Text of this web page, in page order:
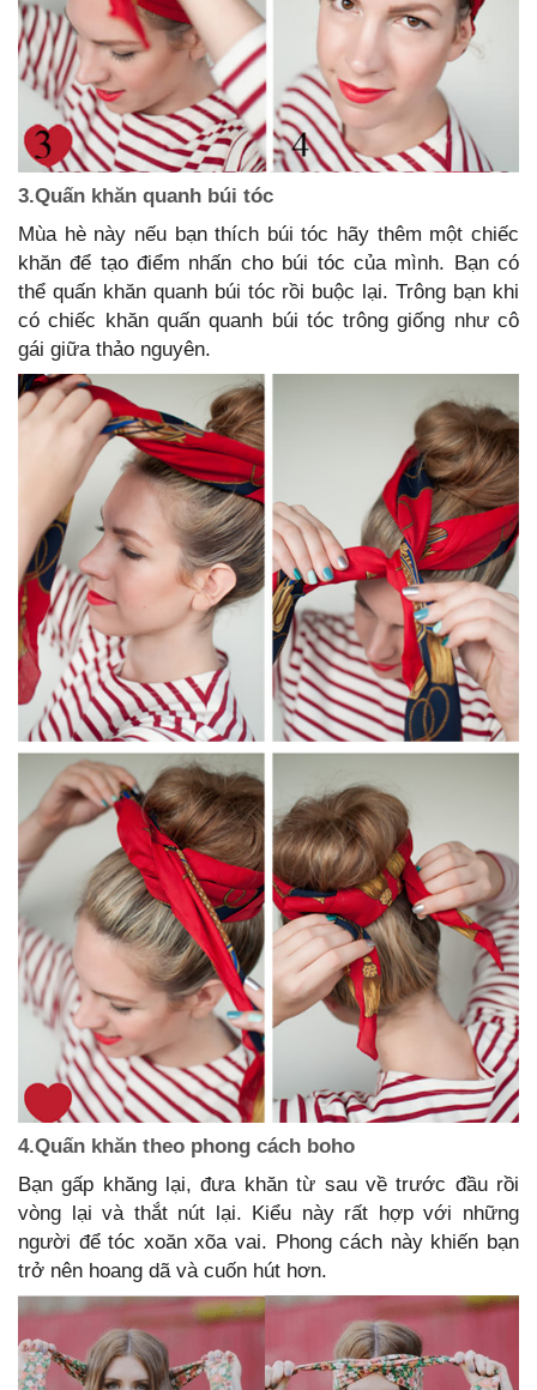
3.Quấn khăn quanh búi tóc
Mùa hè này nếu bạn thích búi tóc hãy thêm một chiếc
khăn để tạo điểm nhấn cho búi tóc của mình. Bạn có
thể quấn khăn quanh búi tóc rồi buộc lại. Trông bạn khi
có chiếc khăn quấn quanh búi tóc trông giống như cô
gái giữa thảo nguyên.
4.Quấn khăn theo phong cách boho
Bạn gấp khăng lại, đưa khăn từ sau về trước đầu rồi
vòng lại và thắt nút lại. Kiểu này rất hợp với những
người để tóc xoăn xõa vai. Phong cách này khiến bạn
trở nên hoang dã và cuốn hút hơn.